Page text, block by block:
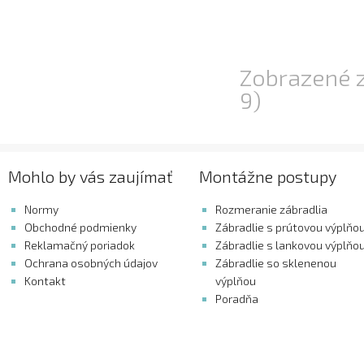
Zobrazené
9)
Mohlo by vás zaujímať
Normy
Obchodné podmienky
Reklamačný poriadok
Ochrana osobných údajov
Kontakt
Montážne postupy
Rozmeranie zábradlia
Zábradlie s prútovou
Zábradlie s lankovou
Zábradlie so sklenenou
výplňou
Poradňa